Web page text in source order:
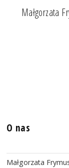
Małgorzata
O nas
Małgorzata